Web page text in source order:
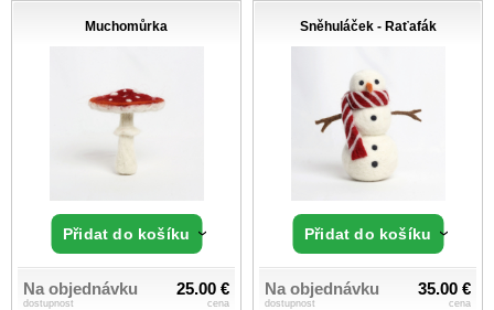
Muchomůrka
Přidat do košíku
Na objednávku
dostupnost
25.00 €
cena
Sněhuláček - Raťafák
Přidat do košíku
Na objednávku
dostupnost
35.00 €
cena